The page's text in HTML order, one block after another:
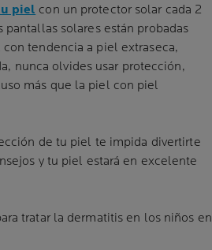
piel con un protector solar cada 2
pantallas solares están probadas
tendencia a piel extraseca,
nunca olvides usar protección,
más que la piel con piel
de tu piel te impida divertirte
y tu piel estará en excelente
tratar la dermatitis en los niños en